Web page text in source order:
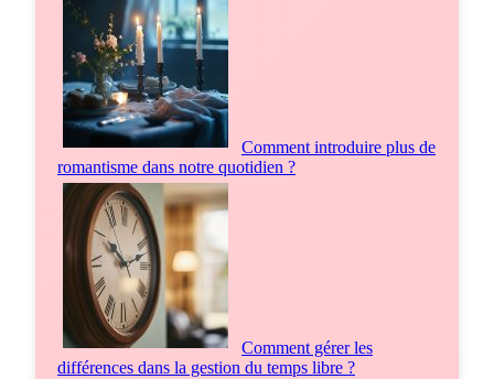
Comment introduire plus de
romantisme dans notre quotidien ?
Comment gérer les
différences dans la gestion du temps libre ?